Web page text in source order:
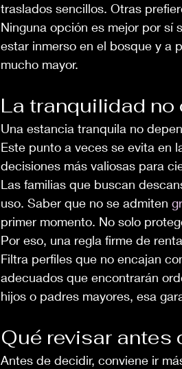
traslados sencillos. Otras
Ninguna opción es mejor por sí
estar inmerso en el bosque y a
mucho mayor.
La tranquilidad
Una estancia tranquila no
Este punto a veces se evita en
decisiones más valiosas para
Las familias que buscan
uso. Saber que no se admiten
primer momento. No solo
Por eso, una regla firme de
Filtra perfiles que no encajan
adecuados que encontrarán
hijos o padres mayores, esa
Qué revisar antes
Antes de decidir, conviene ir